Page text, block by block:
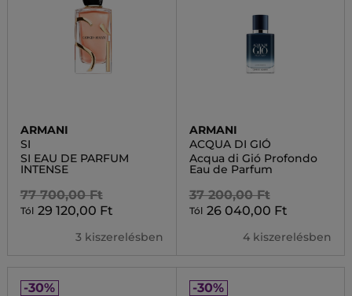
ARMANI
SI
SI EAU DE PARFUM
INTENSE
77 700,00 Ft
Tól 29 120,00 Ft
3 kiszerelésben
ARMANI
ACQUA DI GIÓ
Acqua di Gió Profondo
Eau de Parfum
37 200,00 Ft
Tól 26 040,00 Ft
4 kiszerelésben
-30% -30%